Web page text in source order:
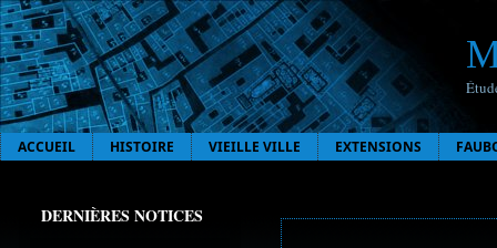
ACCUEIL HISTOIRE VIEILLE VILLE EXTENSIONS
DERNIÈRES NOTICES